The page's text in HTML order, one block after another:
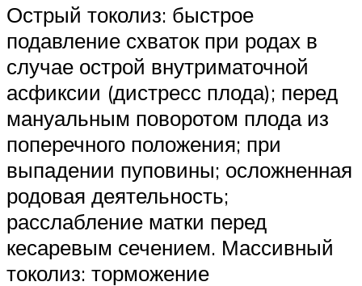
Острый токолиз: быстрое
подавление схваток при родах в
случае острой внутриматочной
асфиксии (дистресс плода); перед
мануальным поворотом плода из
поперечного положения; при
выпадении пуповины; осложненная
родовая деятельность;
расслабление матки перед
кесаревым сечением. Массивный
токолиз: торможение